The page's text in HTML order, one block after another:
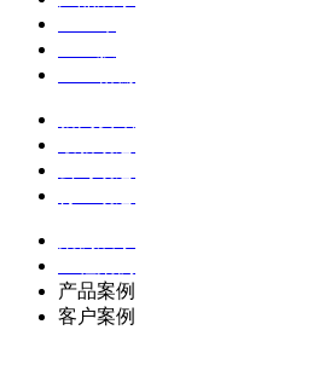
产品案例
客户案例